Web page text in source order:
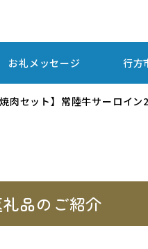
お礼メッセージ 行方
肉セット】常陸牛サーロイ
品のご紹介